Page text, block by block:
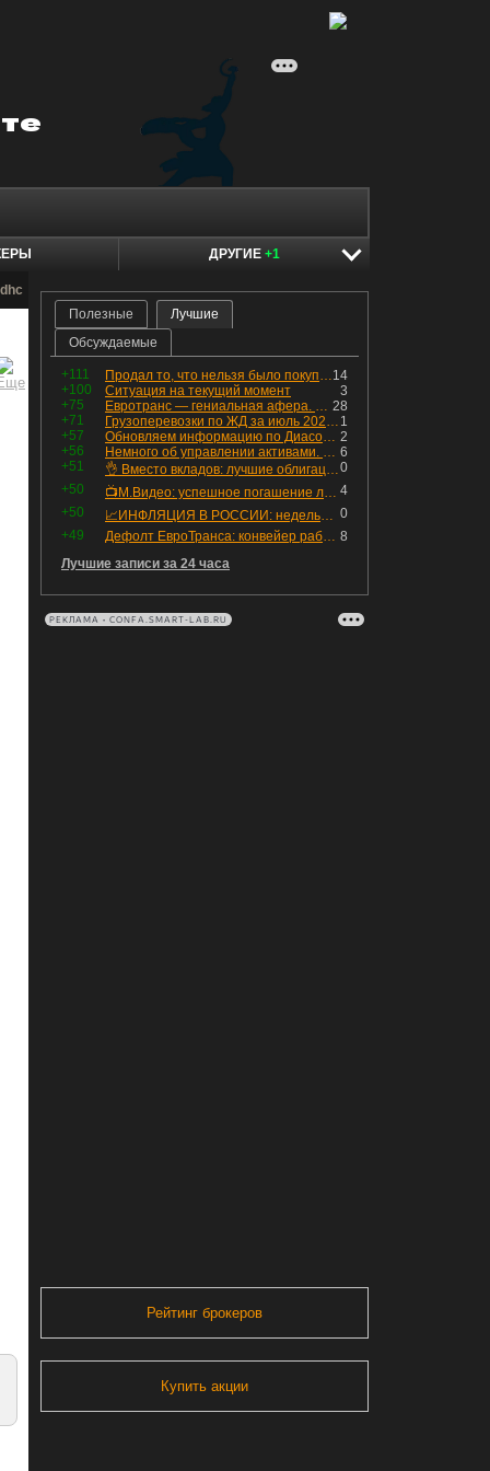
ДРУГИЕ +1
Полезные
Лучшие
Обсуждаемые
+111 14
Продал то, что нельзя было покупать. Изменения в портфеле
+100
3
Ситуация на текущий момент
+75
28
Евротранс — гениальная афера. Собрал с инвесторов денег, выплатил дивидендов больше текущей капитализации и ушёл в дефолт
+71
1
Грузоперевозки по ЖД за июль 2026 г. — четвёртый месяц подряд роста, чёрные металлы на уровне прошлого года, а каменный уголь в плюсе.
+57
2
Обновляем информацию по Диасофту: дивиденды и выкуп
+56
6
Немного об управлении активами. Для заинтересованных
+51
0
👌 Вместо вкладов: лучшие облигации — только супер надёжные
+50
4
📺М.Видео: успешное погашение любимого флоатера
+50
0
📈ИНФЛЯЦИЯ В РОССИИ: недельная дефляция, но в годовом выражении рост 😢
+49
8
Дефолт ЕвроТранса: конвейер работает исправно
Лучшие записи за 24 часа
РЕКЛАМА • CONFA.SMART-LAB.RU
Рейтинг брокеров
Купить акции